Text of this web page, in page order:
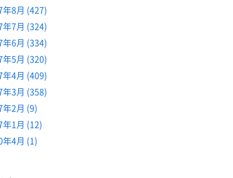
年8月 (427)
年7月 (324)
年6月 (334)
年5月 (320)
年4月 (409)
年3月 (358)
年2月 (9)
年1月 (12)
年4月 (1)